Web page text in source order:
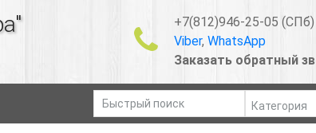
+7(812)946-25-05 (СПб)
Viber, WhatsApp
Заказать обратный